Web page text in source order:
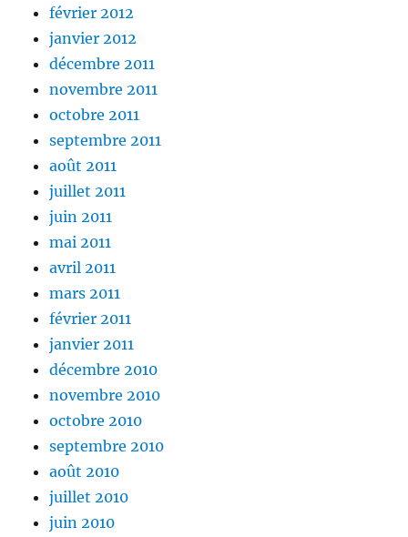
février 2012
janvier 2012
décembre 2011
novembre 2011
octobre 2011
septembre 2011
août 2011
juillet 2011
juin 2011
mai 2011
avril 2011
mars 2011
février 2011
janvier 2011
décembre 2010
novembre 2010
octobre 2010
septembre 2010
août 2010
juillet 2010
juin 2010